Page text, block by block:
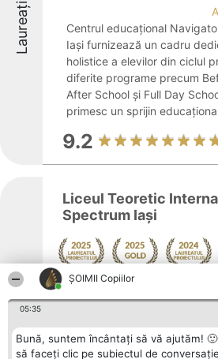
ȘOIMII Copiilor
05:35
Bună, suntem încântați să vă ajutăm!
să faceți clic pe subiectul de conversație
Laureați
Centrul educațional
Iași furnizează un cadru
holistice a elevilor din ciclul
diferite programe precum
After School și Full Day
primesc un sprijin
9.2
Laureați
Liceul Teoretic
Spectrum Iași
Parte din rețeaua Lumina
Spectrum Iași s-a consolidat
de excelență atât pe plan